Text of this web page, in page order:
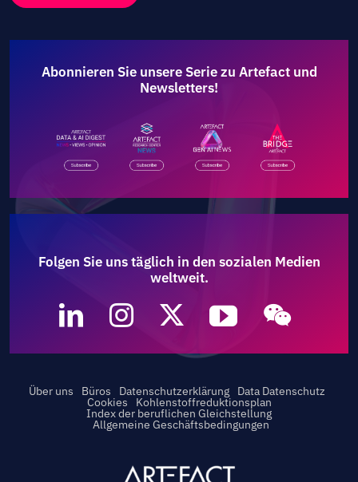
Abonnieren Sie unsere Serie zu Artefact und
Newsletters!
Folgen Sie uns täglich in den sozialen Medien
weltweit.
Über uns Büros Datenschutzerklärung Data Datenschutz
Cookies Kohlenstoffreduktionsplan
Index der beruflichen Gleichstellung
Allgemeine Geschäftsbedingungen